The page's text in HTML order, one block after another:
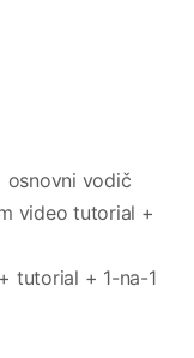
osnovni vodič
video tutorial +
tutorial + 1-na-1